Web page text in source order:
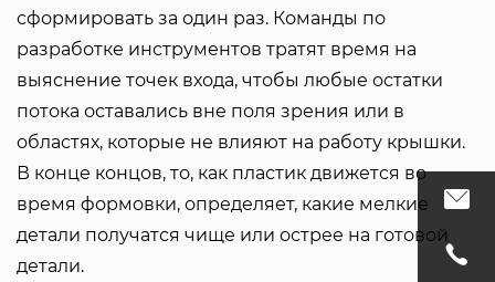
сформировать за один раз. Команды по
разработке инструментов тратят время на
выяснение точек входа, чтобы любые остатки
потока оставались вне поля зрения или в
областях, которые не влияют на работу крышки.
В конце концов, то, как пластик движется во
время формовки, определяет, какие мелкие
детали получатся чище или острее на готовой
детали.